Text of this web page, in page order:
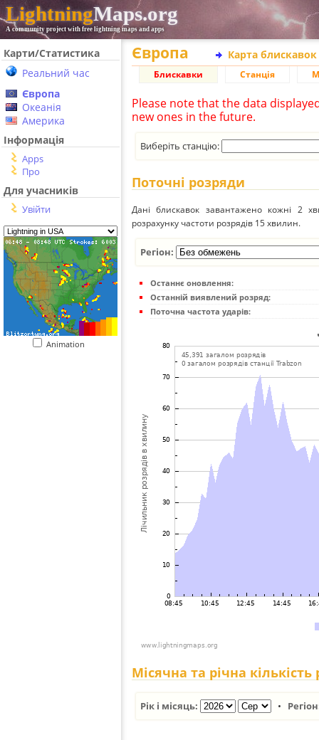
LightningMaps.org
A community project with free lightning maps and apps
Карти/Статистика
Реальний час
Європа
Океанія
Америка
Інформація
Apps
Про
Для учасників
Увійти
Animation
Європа Карта
Блискавки Станція
Please note that the data
new ones in the future.
Виберіть станцію:
Поточні розряди
Дані блискавок завантажено кожні 2
розрахунку частоти розрядів 15 хвилин.
Регіон:
Останнє оновлення:
Останній виявлений розряд:
Поточна частота ударів:
Місячна та річна кількість
Рік і місяць: •